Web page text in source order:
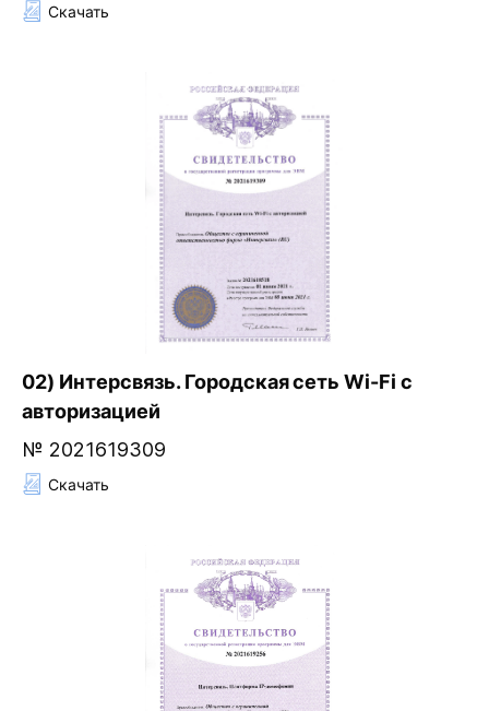
Скачать
02) Интерсвязь. Городская сеть Wi-Fi с
авторизацией
№ 2021619309
Скачать